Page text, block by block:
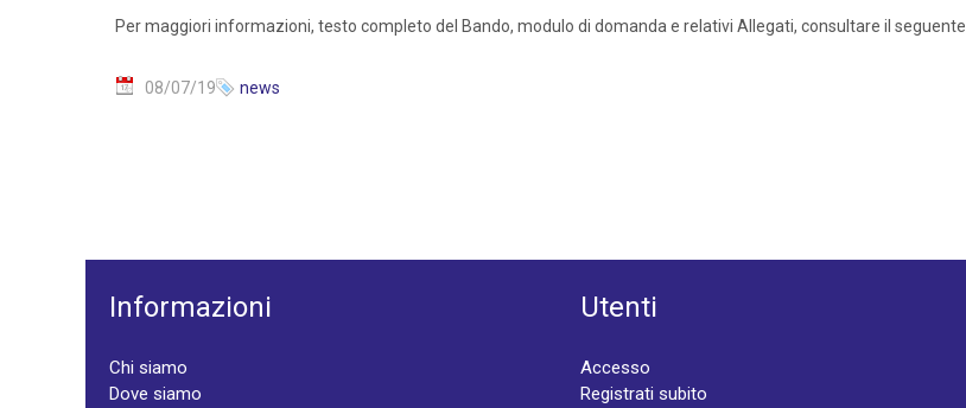
Per maggiori informazioni, testo completo del Bando, modulo di domanda e relativi Allegati, consultare il seguente
08/07/19 news
Informazioni
Chi siamo
Dove siamo
Utenti
Accesso
Registrati subito